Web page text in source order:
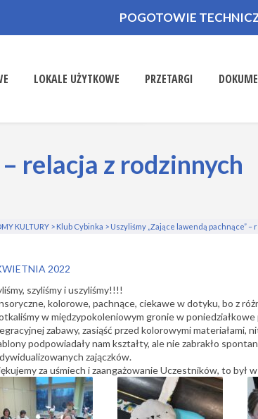
POGOTOWIE
LOKALE UŻYTKOWE PRZETARGI
relacja z rodzinnych
KULTURY > Klub Cybinka > Uszyliśmy „Zające lawendą pachnące”
2022
szyliśmy i uszyliśmy!!!!
kolorowe, pachnące, ciekawe w dotyku, bo z
w międzypokoleniowym gronie w
zabawy, zasiąść przed kolorowymi materiałami,
podpowiadały nam kształty, ale nie zabrakło
zajączków.
za uśmiech i zaangażowanie Uczestników, to był